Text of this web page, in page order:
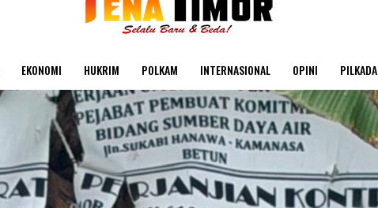
EKONOMI HUKRIM POLKAM INTERNASIONAL OPINI PILKADA